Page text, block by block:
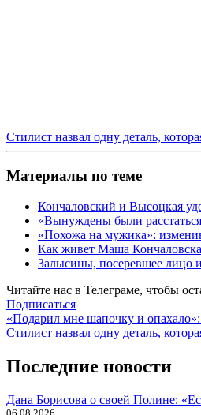
Стилист назвал одну деталь,
Материалы по теме
Кончаловский и Высоцкая
«Вынуждены были
«Похожа на мужика»:
Как живет Маша
Залысины, посеревшее лицо
Читайте нас в Телеграме, чтобы
Подписаться
Навигация
по
записям
«Подарил мне шапочку и
Стилист назвал одну деталь,
Последние новости
Дана Борисова о своей Полине: